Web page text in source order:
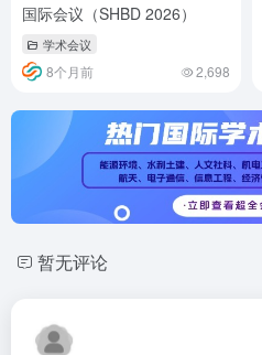
国际会议（SHBD 2026）
学术会议
8个月前 2,698
暂无评论